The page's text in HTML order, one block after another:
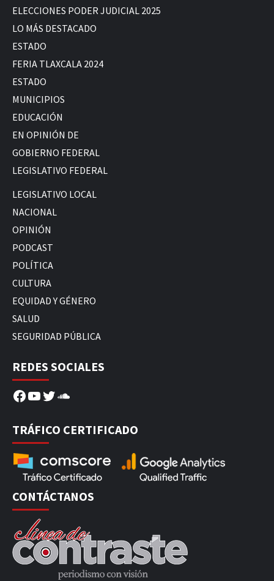
ELECCIONES PODER JUDICIAL 2025
LO MÁS DESTACADO
ESTADO
FERIA TLAXCALA 2024
ESTADO
MUNICIPIOS
EDUCACIÓN
EN OPINIÓN DE
GOBIERNO FEDERAL
LEGISLATIVO FEDERAL
LEGISLATIVO LOCAL
NACIONAL
OPINIÓN
PODCAST
POLÍTICA
CULTURA
EQUIDAD Y GÉNERO
SALUD
SEGURIDAD PÚBLICA
REDES SOCIALES
Facebook
YouTube
Twitter
SoundCloud
TRÁFICO CERTIFICADO
CONTÁCTANOS